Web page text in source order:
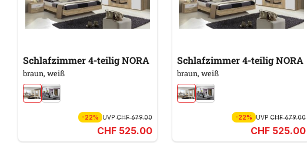
Schlafzimmer 4-teilig NORA
braun, weiß
-22% UVPCHF 679.00
CHF 525.00
Schlafzimmer 4-teilig NORA
braun, weiß
-22% UVPCHF 679.00
CHF 525.00